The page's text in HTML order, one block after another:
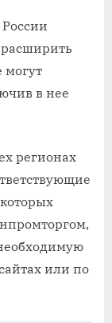
могут
в нее
регионах
или по